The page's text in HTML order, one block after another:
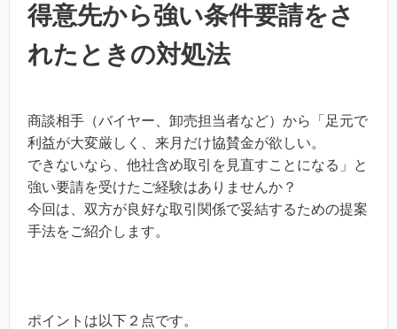
得意先から強い条件要請をさ
れたときの対処法
商談相手（バイヤー、卸売担当者など）から「足元で
利益が大変厳しく、来月だけ協賛金が欲しい。
できないなら、他社含め取引を見直すことになる」と
強い要請を受けたご経験はありませんか？
今回は、双方が良好な取引関係で妥結するための提案
手法をご紹介します。
ポイントは以下２点です。